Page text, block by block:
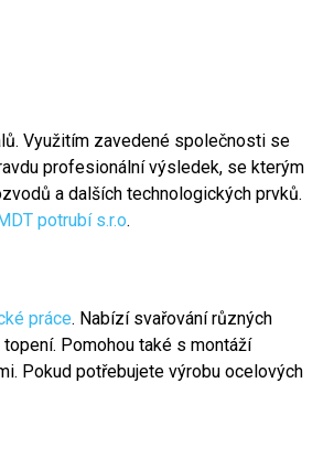
Využitím zavedené společnosti se
profesionální výsledek, se kterým
a dalších technologických prvků.
potrubí s.r.o.
práce. Nabízí svařování různých
Pomohou také s montáží
Pokud potřebujete výrobu ocelových